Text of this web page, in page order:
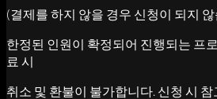
(결제를 하지 않을 경우 신청이 되지
한정된 인원이 확정되어 진행되는 프
료 시
취소 및 환불이 불가합니다. 신청 시